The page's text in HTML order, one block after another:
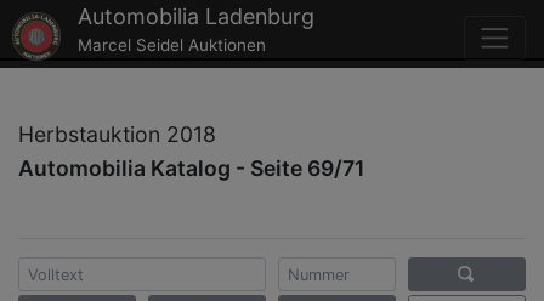
Automobilia Ladenburg
Marcel Seidel Auktionen
Herbstauktion 2018
Automobilia Katalog - Seite 69/71